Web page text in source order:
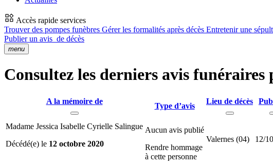
Accès rapide services
Trouver des pompes funèbres Gérer les formalités après décès Entretenir une
Publier un avis de décès
menu
Consultez les derniers avis
A la mémoire de
Type d’avis
Lieu de décès
Madame Jessica Isabelle Cyrielle Salingue
Décédé(e) le 12 octobre 2020
Aucun avis publié
Rendre hommage
à cette personne
Valernes (04) 12/